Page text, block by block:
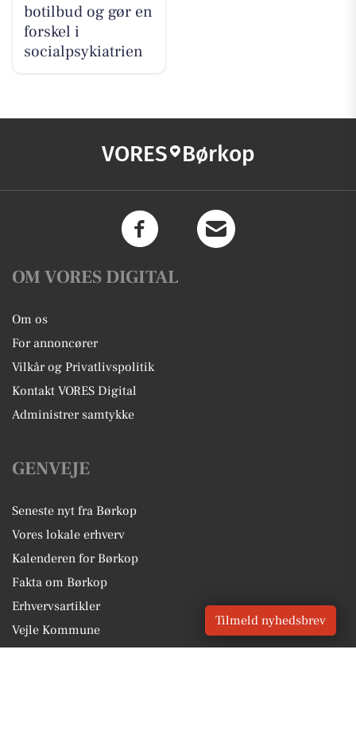
botilbud og gør en
forskel i
socialpsykiatrien
VORES Børkop
OM VORES DIGITAL
Om os
For annoncører
Vilkår og Privatlivspolitik
Kontakt VORES Digital
Administrer samtykke
GENVEJE
Seneste nyt fra Børkop
Vores lokale erhverv
Kalenderen for Børkop
Fakta om Børkop
Erhvervsartikler
Vejle Kommune
Tilmeld nyhedsbrev